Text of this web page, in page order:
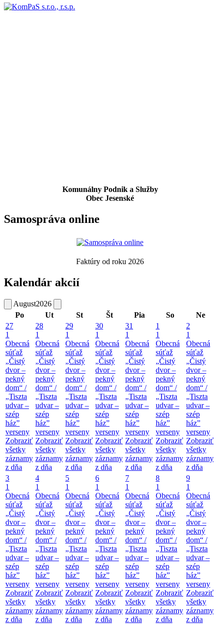
Komunálny Podnik a Služby
Obec Jesenské
Samospráva online
Faktúry od roku 2026
Kalendár akcií
August2026
Po
Ut St Št Pia So
Ne
27
1
Obecná
súťaž
„Čistý
dvor –
pekný
dom“ /
„Tiszta
udvar –
szép
ház”
verseny
Zobraziť
všetky
záznamy
z dňa
28
1
Obecná
súťaž
„Čistý
dvor –
pekný
dom“ /
„Tiszta
udvar –
szép
ház”
verseny
Zobraziť
všetky
záznamy
z dňa
29
1
Obecná
súťaž
„Čistý
dvor –
pekný
dom“ /
„Tiszta
udvar –
szép
ház”
verseny
Zobraziť
všetky
záznamy
z dňa
30
1
Obecná
súťaž
„Čistý
dvor –
pekný
dom“ /
„Tiszta
udvar –
szép
ház”
verseny
Zobraziť
všetky
záznamy
z dňa
31
1
Obecná
súťaž
„Čistý
dvor –
pekný
dom“ /
„Tiszta
udvar –
szép
ház”
verseny
Zobraziť
všetky
záznamy
z dňa
1
1
Obecná
súťaž
„Čistý
dvor –
pekný
dom“ /
„Tiszta
udvar –
szép
ház”
verseny
Zobraziť
všetky
záznamy
z dňa
2
1
Obecná
súťaž
„Čistý
dvor –
pekný
dom“ /
„Tiszta
udvar –
szép
ház”
verseny
Zobraziť
všetky
záznamy
z dňa
3
1
Obecná
súťaž
„Čistý
dvor –
pekný
dom“ /
„Tiszta
udvar –
szép
ház”
verseny
Zobraziť
všetky
záznamy
z dňa
4
1
Obecná
súťaž
„Čistý
dvor –
pekný
dom“ /
„Tiszta
udvar –
szép
ház”
verseny
Zobraziť
všetky
záznamy
z dňa
5
1
Obecná
súťaž
„Čistý
dvor –
pekný
dom“ /
„Tiszta
udvar –
szép
ház”
verseny
Zobraziť
všetky
záznamy
z dňa
6
1
Obecná
súťaž
„Čistý
dvor –
pekný
dom“ /
„Tiszta
udvar –
szép
ház”
verseny
Zobraziť
všetky
záznamy
z dňa
7
1
Obecná
súťaž
„Čistý
dvor –
pekný
dom“ /
„Tiszta
udvar –
szép
ház”
verseny
Zobraziť
všetky
záznamy
z dňa
8
1
Obecná
súťaž
„Čistý
dvor –
pekný
dom“ /
„Tiszta
udvar –
szép
ház”
verseny
Zobraziť
všetky
záznamy
z dňa
9
1
Obecná
súťaž
„Čistý
dvor –
pekný
dom“ /
„Tiszta
udvar –
szép
ház”
verseny
Zobraziť
všetky
záznamy
z dňa